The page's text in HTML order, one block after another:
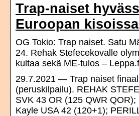
Trap-naiset
Euroopan
OG Tokio: Trap naiset. Satu
24. Rehak Stefecekovalle
kultaa sekä ME-tulos –
29.7.2021 — Trap naiset
(peruskilpailu). REHAK
SVK 43 OR (125 QWR QOR);
Kayle USA 42 (120+1);